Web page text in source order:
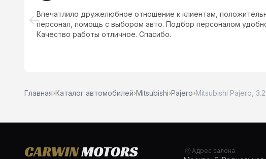
Впечатлило дружелюбное отношение к клиентам,
персонал, помощь с выбором авто. Подбор персоналом
Качество работы отличное. Спасибо.
Главная›Каталог автомобилей›Mitsubishi›Pajero›Mitsubishi Pajero,
Адрес салона